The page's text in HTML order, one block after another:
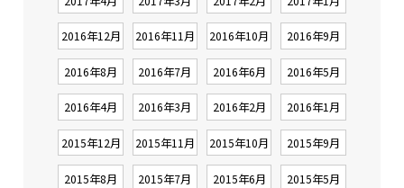
2016年12月 2016年11月 2016年10月 2016年9月
2016年8月 2016年7月 2016年6月 2016年5月
2016年4月 2016年3月 2016年2月 2016年1月
2015年12月 2015年11月 2015年10月 2015年9月
2015年8月 2015年7月 2015年6月 2015年5月